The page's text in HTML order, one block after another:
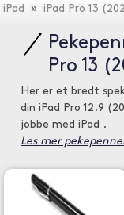
iPad » iPad Pro 13
Pro 13
Her er et bredt
din iPad Pro 12.9
jobbe med iPad .
Les mer